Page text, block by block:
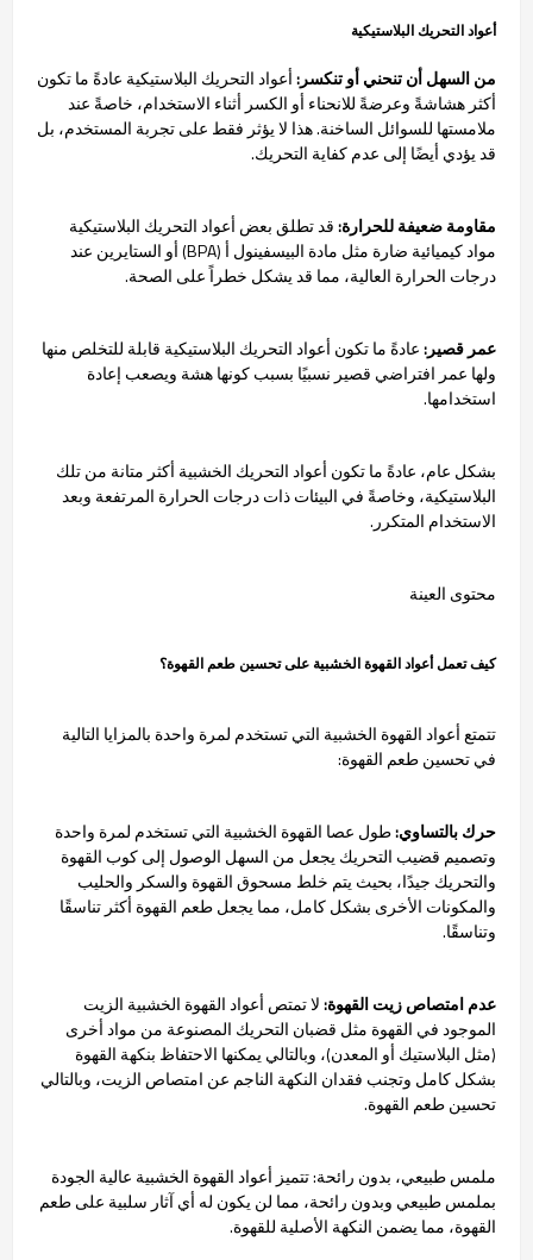
أعواد التحريك البلاستيكية
من السهل أن تنحني أو تنكسر:أعواد التحريك البلاستيكية عادةً ما تكون
أكثر هشاشةً وعرضةً للانحناء أو الكسر أثناء الاستخدام، خاصةً عند
ملامستها للسوائل الساخنة. هذا لا يؤثر فقط على تجربة المستخدم، بل
قد يؤدي أيضًا إلى عدم كفاية التحريك.
مقاومة ضعيفة للحرارة:قد تطلق بعض أعواد التحريك البلاستيكية
مواد كيميائية ضارة مثل مادة البيسفينول أ (BPA) أو الستايرين عند
درجات الحرارة العالية، مما قد يشكل خطراً على الصحة.
عمر قصير:عادةً ما تكون أعواد التحريك البلاستيكية قابلة للتخلص منها
ولها عمر افتراضي قصير نسبيًا بسبب كونها هشة ويصعب إعادة
استخدامها.
بشكل عام، عادةً ما تكون أعواد التحريك الخشبية أكثر متانة من تلك
البلاستيكية، وخاصةً في البيئات ذات درجات الحرارة المرتفعة وبعد
الاستخدام المتكرر.
محتوى العينة
كيف تعمل أعواد القهوة الخشبية على تحسين طعم القهوة؟
تتمتع أعواد القهوة الخشبية التي تستخدم لمرة واحدة بالمزايا التالية
في تحسين طعم القهوة:
حرك بالتساوي:طول عصا القهوة الخشبية التي تستخدم لمرة واحدة
وتصميم قضيب التحريك يجعل من السهل الوصول إلى كوب القهوة
والتحريك جيدًا، بحيث يتم خلط مسحوق القهوة والسكر والحليب
والمكونات الأخرى بشكل كامل، مما يجعل طعم القهوة أكثر تناسقًا
وتناسقًا.
عدم امتصاص زيت القهوة:لا تمتص أعواد القهوة الخشبية الزيت
الموجود في القهوة مثل قضبان التحريك المصنوعة من مواد أخرى
(مثل البلاستيك أو المعدن)، وبالتالي يمكنها الاحتفاظ بنكهة القهوة
بشكل كامل وتجنب فقدان النكهة الناجم عن امتصاص الزيت، وبالتالي
تحسين طعم القهوة.
ملمس طبيعي، بدون رائحة: تتميز أعواد القهوة الخشبية عالية الجودة
بملمس طبيعي وبدون رائحة، مما لن يكون له أي آثار سلبية على طعم
القهوة، مما يضمن النكهة الأصلية للقهوة.